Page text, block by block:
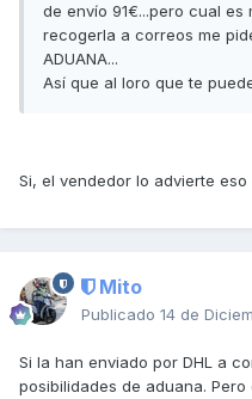
de envío 91€...pero cual
recogerla a correos me
ADUANA...
Así que al loro que te
Si, el vendedor lo advierte
Mito
Publicado 14 de
Si la han enviado por DHL a
posibilidades de aduana.